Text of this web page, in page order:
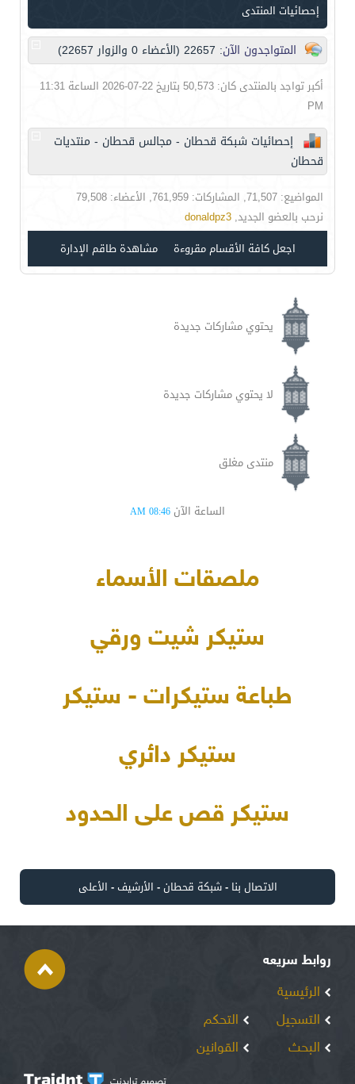
إحصائيات المنتدى
المتواجدون الآن: 22657 (الأعضاء 0 والزوار 22657)
أكبر تواجد بالمنتدى كان: 50,573 بتاريخ 22-07-2026 الساعة 11:31
PM
إحصائيات شبكة قحطان - مجالس قحطان - منتديات
قحطان
المواضيع: 71,507, المشاركات: 761,959, الأعضاء: 79,508
نرحب بالعضو الجديد, donaldpz3
اجعل كافة الأقسام مقروءة
مشاهدة طاقم الإدارة
يحتوي مشاركات جديدة
لا يحتوي مشاركات جديدة
منتدى مغلق
الساعة الآن 08:46 AM
ملصقات الأسماء
ستيكر شيت ورقي
طباعة ستيكرات - ستيكر
ستيكر دائري
ستيكر قص على الحدود
الاتصال بنا -شبكة قحطان- الأرشيف- الأعلى
روابط سريعه
الرئيسية
التسجيل
البحث
التحكم
القوانين